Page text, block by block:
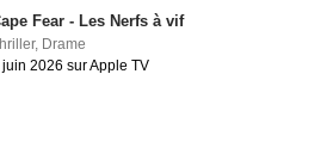
Fear - Les Nerfs à vif
, Drame
juin 2026 sur Apple TV